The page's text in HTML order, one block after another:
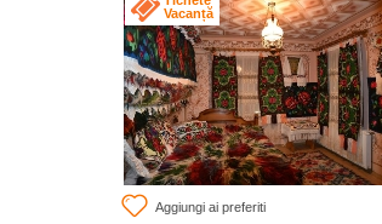
Vacanță
Aggiungi ai preferiti